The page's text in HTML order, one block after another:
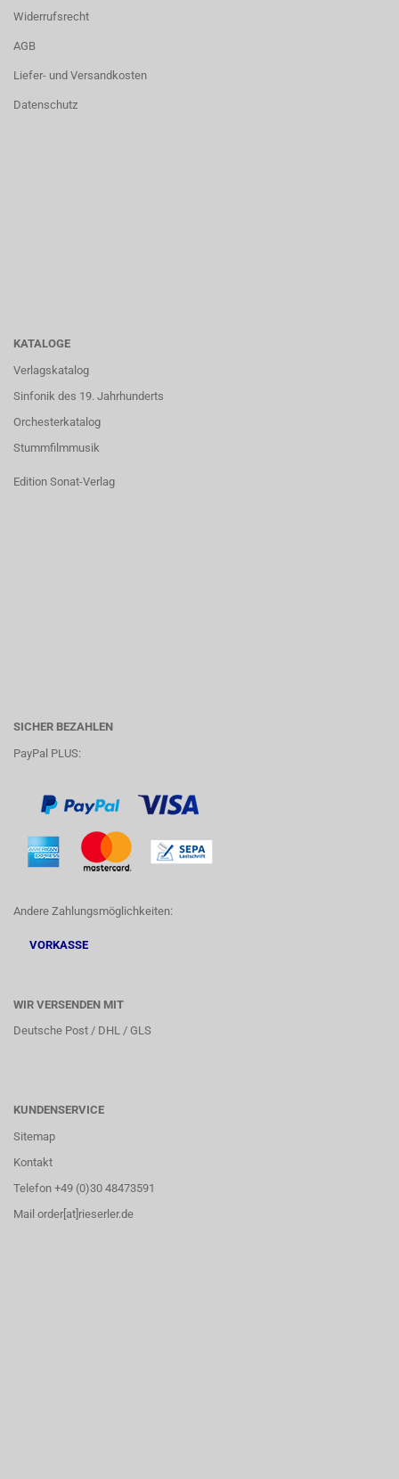
Widerrufsrecht
AGB
Liefer- und Versandkosten
Datenschutz
KATALOGE
Verlagskatalog
Sinfonik des 19. Jahrhunderts
Orchesterkatalog
Stummfilmmusik
Edition Sonat-Verlag
SICHER BEZAHLEN
PayPal PLUS:
Andere Zahlungsmöglichkeiten:
VORKASSE
WIR VERSENDEN MIT
Deutsche Post / DHL / GLS
KUNDENSERVICE
Sitemap
Kontakt
Telefon +49 (0)30 48473591
Mail order[at]rieserler.de